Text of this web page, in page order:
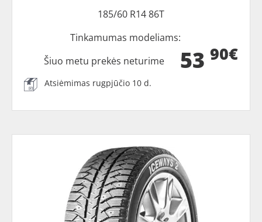
185/60 R14 86T
Tinkamumas modeliams:
53 90€
Šiuo metu prekės neturime
Atsiėmimas rugpjūčio 10 d.